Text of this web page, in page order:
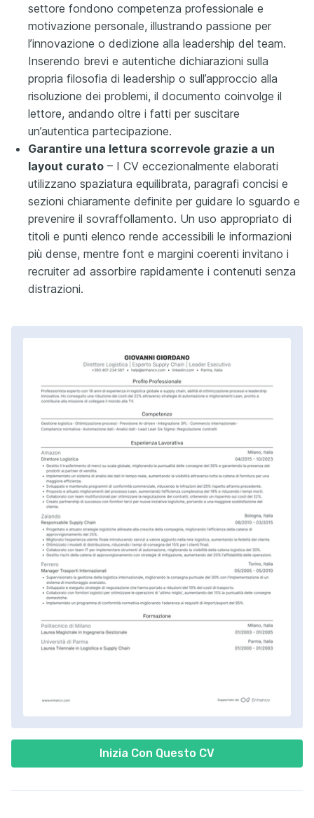
Inizia Con Questo CV
settore fondono competenza professionale e
motivazione personale, illustrando passione per
l’innovazione o dedizione alla leadership del team.
Inserendo brevi e autentiche dichiarazioni sulla
propria filosofia di leadership o sull’approccio alla
risoluzione dei problemi, il documento coinvolge il
lettore, andando oltre i fatti per suscitare
un’autentica partecipazione.
Garantire una lettura scorrevole grazie a un
layout curato – I CV eccezionalmente elaborati
utilizzano spaziatura equilibrata, paragrafi concisi e
sezioni chiaramente definite per guidare lo sguardo e
prevenire il sovraffollamento. Un uso appropriato di
titoli e punti elenco rende accessibili le informazioni
più dense, mentre font e margini coerenti invitano i
recruiter ad assorbire rapidamente i contenuti senza
distrazioni.